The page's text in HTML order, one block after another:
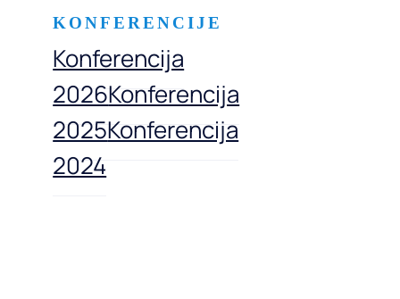
KONFERENCIJE
Konferencija
2026Konferencija
2025Konferencija
2024